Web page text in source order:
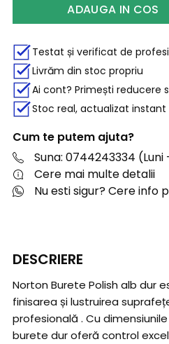
ADAUGA IN COS
Testat și verificat de
Livrăm din stoc propriu
Ai cont? Primești reducere
Stoc real, actualizat instant
Cum te putem ajuta?
Suna: 0744243334 (Luni
Cere mai multe detalii
Nu esti sigur? Cere info
DESCRIERE
Norton Burete Polish alb dur
finisarea și lustruirea
profesională . Cu
burete dur oferă control